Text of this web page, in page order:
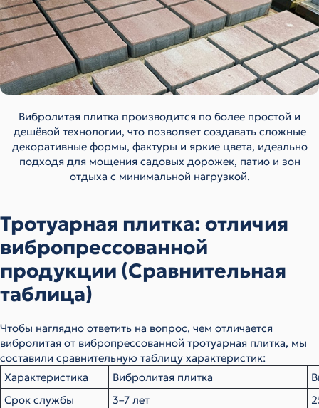
Вибролитая плитка производится по более простой и
дешёвой технологии, что позволяет создавать сложные
декоративные формы, фактуры и яркие цвета, идеально
подходя для мощения садовых дорожек, патио и зон
отдыха с минимальной нагрузкой.
Тротуарная плитка: отличия
вибропрессованной
продукции (Сравнительная
таблица)
Чтобы наглядно ответить на вопрос, чем отличается
вибролитая от вибропрессованной тротуарная плитка, мы
составили сравнительную таблицу характеристик:
Характеристика
Вибролитая плитка
Срок службы
3–7 лет